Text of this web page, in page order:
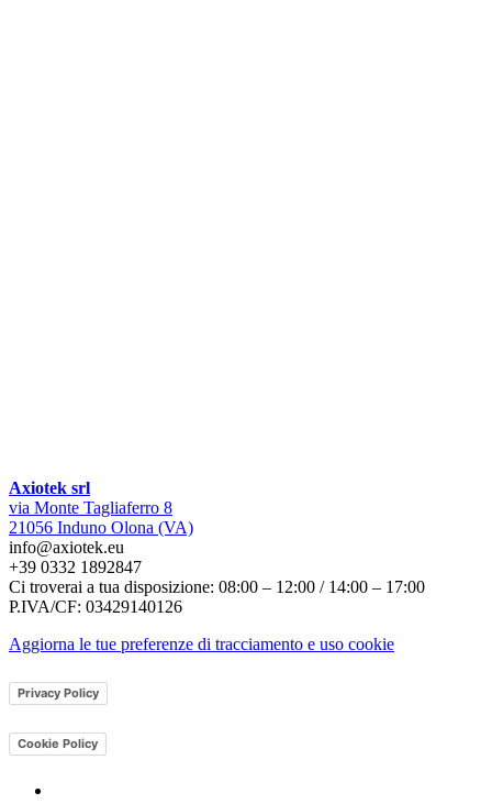
Axiotek srl
via Monte Tagliaferro 8
21056 Induno Olona (VA)
info@axiotek.eu
+39 0332 1892847
Ci troverai a tua disposizione: 08:00 – 12:00 / 14:00 – 17:00
P.IVA/CF: 03429140126
Aggiorna le tue preferenze di tracciamento e uso cookie
Privacy Policy
Cookie Policy